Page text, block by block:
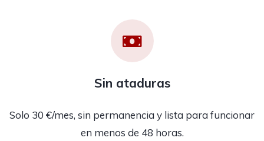
Sin ataduras
Solo 30 €/mes, sin permanencia y lista para funcionar
en menos de 48 horas.